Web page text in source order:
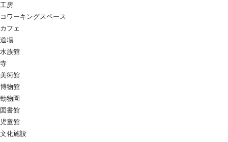
工房
コワーキングスペース
カフェ
道場
水族館
寺
美術館
博物館
動物園
図書館
児童館
文化施設